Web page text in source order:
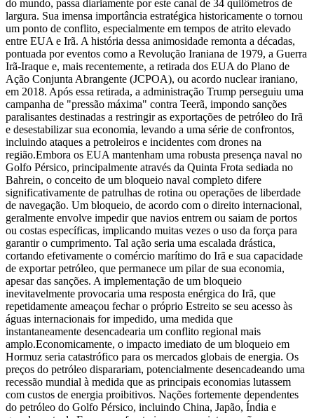
do mundo, passa diariamente por este canal de 34 quilômetros de
largura. Sua imensa importância estratégica historicamente o tornou
um ponto de conflito, especialmente em tempos de atrito elevado
entre EUA e Irã. A história dessa animosidade remonta a décadas,
pontuada por eventos como a Revolução Iraniana de 1979, a Guerra
Irã-Iraque e, mais recentemente, a retirada dos EUA do Plano de
Ação Conjunta Abrangente (JCPOA), ou acordo nuclear iraniano,
em 2018. Após essa retirada, a administração Trump perseguiu uma
campanha de "pressão máxima" contra Teerã, impondo sanções
paralisantes destinadas a restringir as exportações de petróleo do Irã
e desestabilizar sua economia, levando a uma série de confrontos,
incluindo ataques a petroleiros e incidentes com drones na
região.Embora os EUA mantenham uma robusta presença naval no
Golfo Pérsico, principalmente através da Quinta Frota sediada no
Bahrein, o conceito de um bloqueio naval completo difere
significativamente de patrulhas de rotina ou operações de liberdade
de navegação. Um bloqueio, de acordo com o direito internacional,
geralmente envolve impedir que navios entrem ou saiam de portos
ou costas específicas, implicando muitas vezes o uso da força para
garantir o cumprimento. Tal ação seria uma escalada drástica,
cortando efetivamente o comércio marítimo do Irã e sua capacidade
de exportar petróleo, que permanece um pilar de sua economia,
apesar das sanções. A implementação de um bloqueio
inevitavelmente provocaria uma resposta enérgica do Irã, que
repetidamente ameaçou fechar o próprio Estreito se seu acesso às
águas internacionais for impedido, uma medida que
instantaneamente desencadearia um conflito regional mais
amplo.Economicamente, o impacto imediato de um bloqueio em
Hormuz seria catastrófico para os mercados globais de energia. Os
preços do petróleo disparariam, potencialmente desencadeando uma
recessão mundial à medida que as principais economias lutassem
com custos de energia proibitivos. Nações fortemente dependentes
do petróleo do Golfo Pérsico, incluindo China, Japão, Índia e